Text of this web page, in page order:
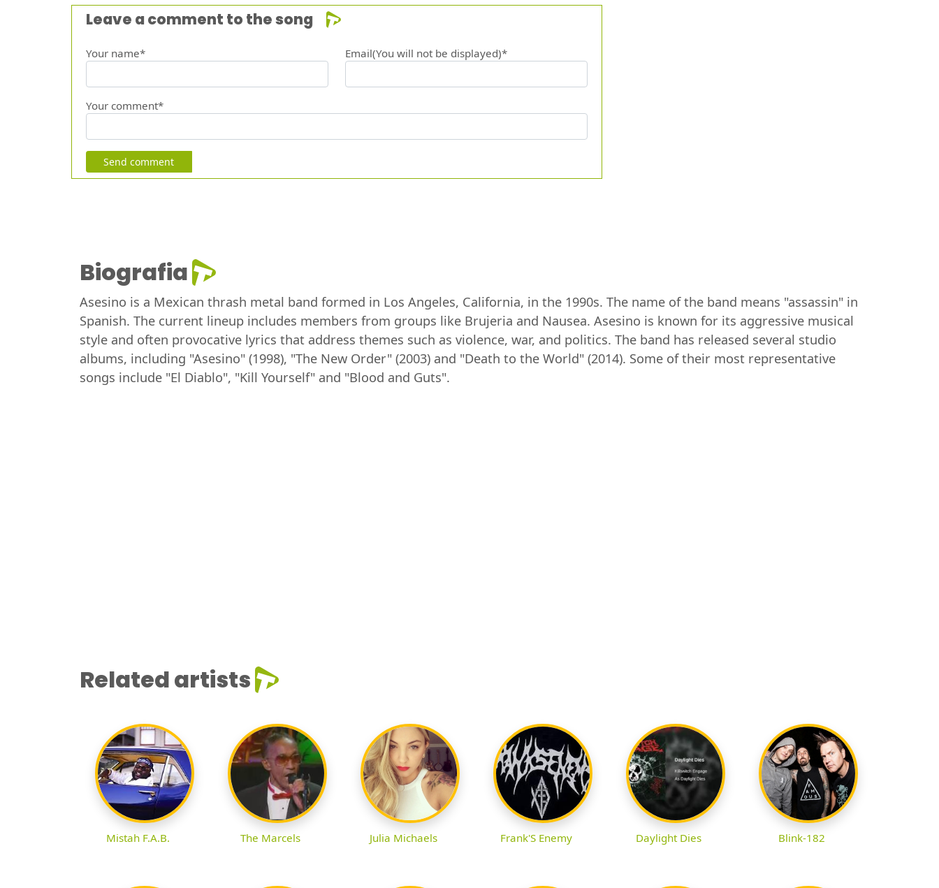
Leave a comment to the song
Your name* Email(You will not be displayed)*
Your comment*
Send comment
Biografia
Asesino is a Mexican thrash metal band formed in Los Angeles, California, in the 1990s. The name of the band means "assassin" in
Spanish. The current lineup includes members from groups like Brujeria and Nausea. Asesino is known for its aggressive musical
style and often provocative lyrics that address themes such as violence, war, and politics. The band has released several studio
albums, including "Asesino" (1998), "The New Order" (2003) and "Death to the World" (2014). Some of their most representative
songs include "El Diablo", "Kill Yourself" and "Blood and Guts".
Related artists
Mistah F.A.B. The Marcels Julia Michaels Frank'S Enemy Daylight Dies Blink-182